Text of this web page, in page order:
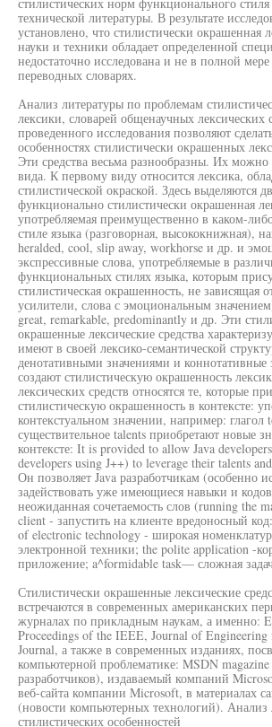
технической литературы. В результате
установлено, что стилистически окрашенная
науки и техники обладает определенной
недостаточно исследована и не в полной
переводных словарях.
Анализ литературы по проблемам
лексики, словарей общенаучных лексических
проведенного исследования позволяют
особенностях стилистически окрашенных
Эти средства весьма разнообразны. Их можно
вида. К первому виду относится лексика,
стилистической окраской. Здесь выделяются
функционально стилистически окрашенная
употребляемая преимущественно в каком-
стиле языка (разговорная, высококнижная),
heralded, cool, slip away, workhorse и др. и
экспрессивные слова, употребляемые в
функциональных стилях языка, которым
стилистическая окрашенность, не зависящая
усилители, слова с эмоциональным
great, remarkable, predominantly и др. Эти
окрашенные лексические средства
имеют в своей лексико-семантической
денотативными значениями и коннотативные
создают стилистическую окрашенность
лексических средств относятся те, которые
стилистическую окрашенность в контексте:
контекстуальном значении, например: глагол
существительное talents приобретают новые
контексте: It is provided to allow Java
developers using J++) to leverage their talents
Он позволяет Java разработчикам (особенно
задействовать уже имеющиеся навыки и
неожиданная сочетаемость слов (running the
client - запустить на клиенте вредоносный
of electronic technology - широкая
электронной техники; the polite application -
приложение; a^formidable task— сложная
Стилистически окрашенные лексические
встречаются в современных американских
журналах по прикладным наукам, а именно:
Proceedings of the IEEE, Journal of
Journal, а также в современных изданиях,
компьютерной проблематике: MSDN
разработчиков), издаваемый компаний
веб-сайта компании Microsoft, в материалах
(новости компьютерных технологий). Анализ
стилистических особенностей